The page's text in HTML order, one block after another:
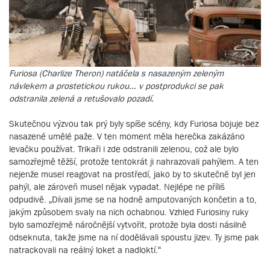
Furiosa (Charlize Theron) natáčela s nasazeným zeleným
návlekem a prostetickou rukou... v postprodukci se pak
odstranila zelená a retušovalo pozadí.
Skutečnou výzvou tak prý byly spíše scény, kdy Furiosa bojuje bez
nasazené umělé paže. V ten moment měla herečka zakázáno
levačku používat. Trikaři i zde odstranili zelenou, což ale bylo
samozřejmě těžší, protože tentokrát ji nahrazovali pahýlem. A ten
nejenže musel reagovat na prostředí, jako by to skutečně byl jen
pahýl, ale zároveň musel nějak vypadat. Nejlépe ne příliš
odpudivě. „Dívali jsme se na hodně amputovaných končetin a to,
jakým způsobem svaly na nich ochabnou. Vzhled Furiosiny ruky
bylo samozřejmě náročnější vytvořit, protože byla dosti násilně
odseknuta, takže jsme na ní dodělávali spoustu jizev. Ty jsme pak
natrackovali na reálný loket a nadloktí.“